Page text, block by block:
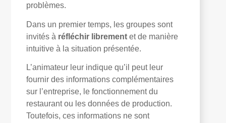
problèmes.
Dans un premier temps, les groupes sont
invités à réfléchir librement et de manière
intuitive à la situation présentée.
L’animateur leur indique qu’il peut leur
fournir des informations complémentaires
sur l’entreprise, le fonctionnement du
restaurant ou les données de production.
Toutefois, ces informations ne sont